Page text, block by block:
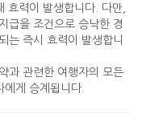
력이 발생합니다. 다만,
급을 조건으로 승낙한 경
는 즉시 효력이 발생합니
과 관련한 여행자의 모든
게 승계됩니다.